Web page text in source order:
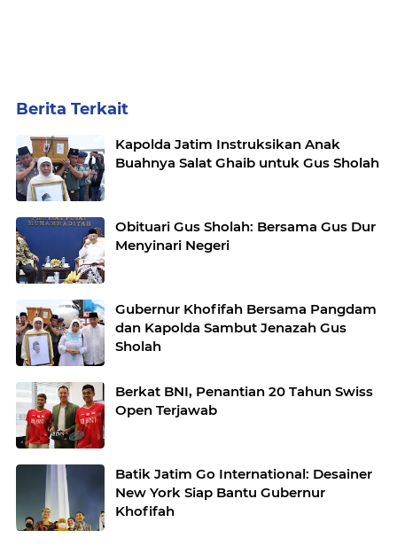
Berita Terkait
Kapolda Jatim Instruksikan Anak
Buahnya Salat Ghaib untuk Gus Sholah
Obituari Gus Sholah: Bersama Gus Dur
Menyinari Negeri
Gubernur Khofifah Bersama Pangdam
dan Kapolda Sambut Jenazah Gus
Sholah
Berkat BNI, Penantian 20 Tahun Swiss
Open Terjawab
Batik Jatim Go International: Desainer
New York Siap Bantu Gubernur
Khofifah